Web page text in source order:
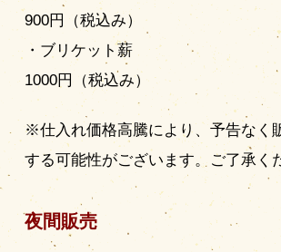
900円（税込み）
・ブリケット薪
1000円（税込み）
※仕入れ価格高騰により、予告なく
する可能性がございます。ご了承く
夜間販売